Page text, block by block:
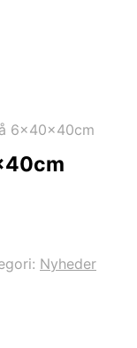
6x40x40cm
Nyheder